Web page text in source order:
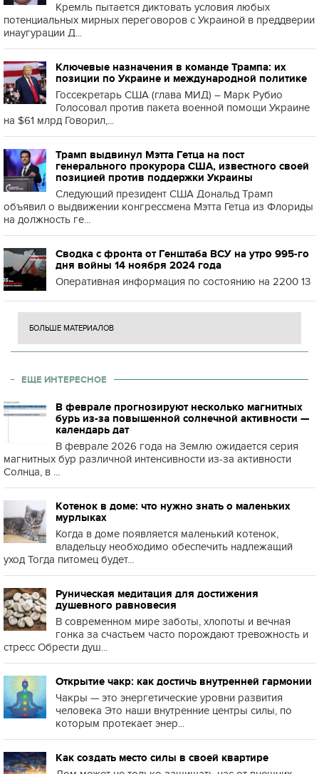
Кремль пытается диктовать условия любых
потенциальных мирных переговоров с Украиной в преддверии
инаугурации Д...
Ключевые назначения в команде Трампа: их
позиции по Украине и международной политике
Госсекретарь США (глава МИД) – Марк Рубио
Голосовал против пакета военной помощи Украине
на $61 млрд Говорил,...
Трамп выдвинул Мэтта Гетца на пост
генерального прокурора США, известного своей
позицией против поддержки Украины
Следующий президент США Дональд Трамп
объявил о выдвижении конгрессмена Мэтта Гетца из Флориды
на должность ге...
Сводка с фронта от Генштаба ВСУ на утро 995-го
дня войны 14 ноября 2024 года
Оперативная информация по состоянию на 2200 13
БОЛЬШЕ МАТЕРИАЛОВ
ЕЩЕ ИНТЕРЕСНОЕ
В феврале прогнозируют несколько магнитных
бурь из-за повышенной солнечной активности —
календарь дат
В феврале 2026 года на Землю ожидается серия
магнитных бур различной интенсивности из-за активности
Солнца, в ...
Котенок в доме: что нужно знать о маленьких
мурлыках
Когда в доме появляется маленький котенок,
владельцу необходимо обеспечить надлежащий
уход Тогда питомец будет...
Руническая медитация для достижения
душевного равновесия
В современном мире заботы, хлопоты и вечная
гонка за счастьем часто порождают тревожность и
стресс Обрести душ...
Открытие чакр: как достичь внутренней гармонии
Чакры — это энергетические уровни развития
человека Это наши внутренние центры силы, по
которым протекает энер...
Как создать место силы в своей квартире